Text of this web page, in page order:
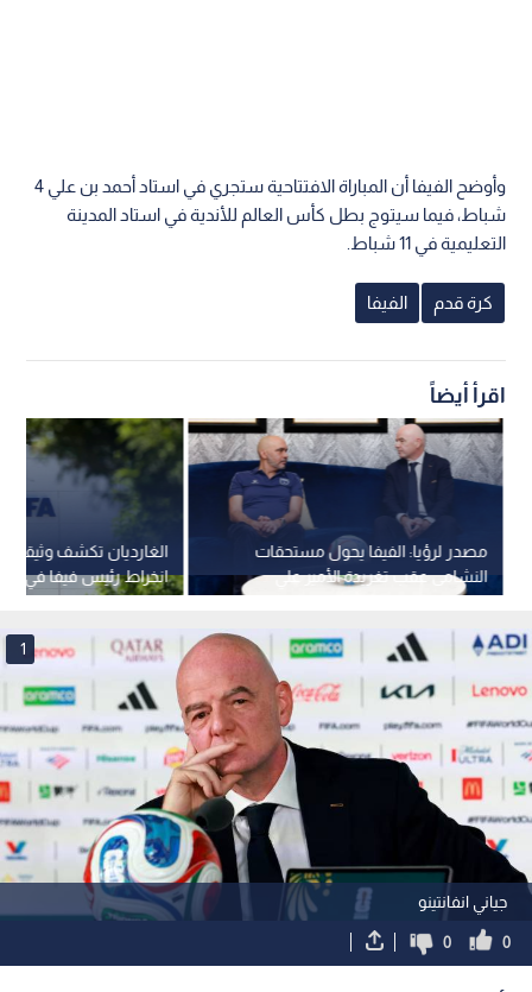
وأوضح الفيفا أن المباراة الافتتاحية ستجري في استاد أحمد بن علي 4
شباط، فيما سيتوج بطل كأس العالم للأندية في استاد المدينة
التعليمية في 11 شباط.
كرة قدم الفيفا
اقرأ أيضاً
الغارديان تكشف وثيقة
انخراط رئيس فيفا في
السوبر الأوروبي
مصدر لرؤيا: الفيفا يحول مستحقات
النشامى عقب تغريدة الأمير علي
جياني انفانتينو
1
0
0